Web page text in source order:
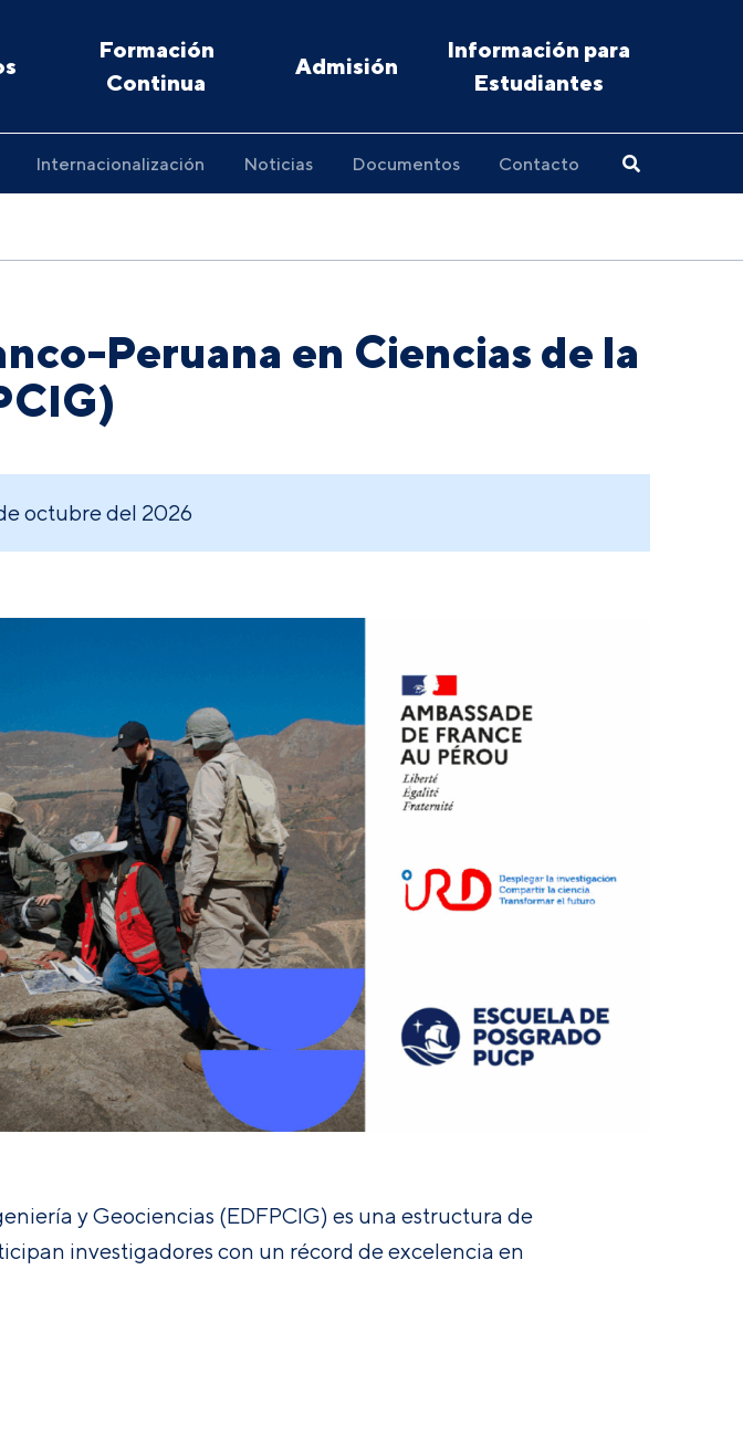
Formación
Continua
Admisión
Información para
Estudiantes
Internacionalización Noticias Documentos Contacto
Peruana en Ciencias de la
octubre del 2026
y Geociencias (EDFPCIG) es una estructura de
investigadores con un récord de excelencia en